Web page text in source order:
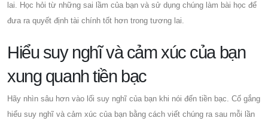
lai. Học hỏi từ những sai lầm của bạn và sử dụng chúng làm bài học để
đưa ra quyết định tài chính tốt hơn trong tương lai.
Hiểu suy nghĩ và cảm xúc của bạn
xung quanh tiền bạc
Hãy nhìn sâu hơn vào lối suy nghĩ của bạn khi nói đến tiền bạc. Cố gắng
hiểu suy nghĩ và cảm xúc của bạn bằng cách viết chúng ra sau mỗi lần